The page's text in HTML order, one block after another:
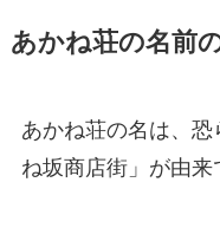
あかね荘の名前
あかね荘の名は、
ね坂商店街」が由来